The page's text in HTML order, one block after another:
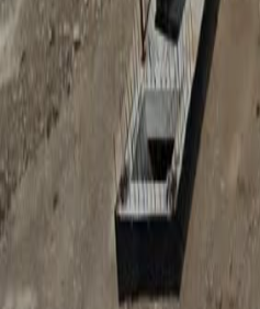
Anunțuri publice